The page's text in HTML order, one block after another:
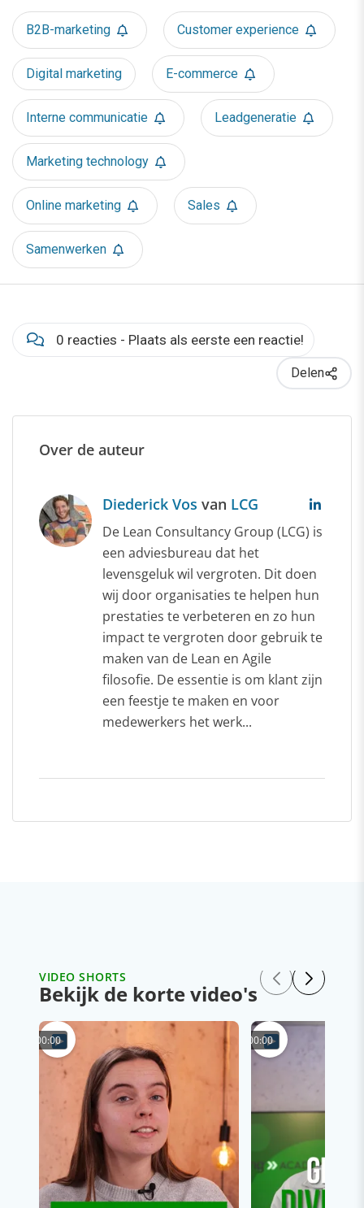
B2B-marketing Customer experience
Digital marketing E-commerce
Interne communicatie Leadgeneratie
Marketing technology
Online marketing Sales
Samenwerken
0 reacties - Plaats als eerste een reactie!
Delen
Over de auteur
Diederick Vos van LCG
De Lean Consultancy Group (LCG) is
een adviesbureau dat het
levensgeluk wil vergroten. Dit doen
wij door organisaties te helpen hun
prestaties te verbeteren en zo hun
impact te vergroten door gebruik te
maken van de Lean en Agile
filosofie. De essentie is om klant zijn
een feestje te maken en voor
medewerkers het werk...
VIDEO SHORTS
Bekijk de korte video's
00:00 00:00